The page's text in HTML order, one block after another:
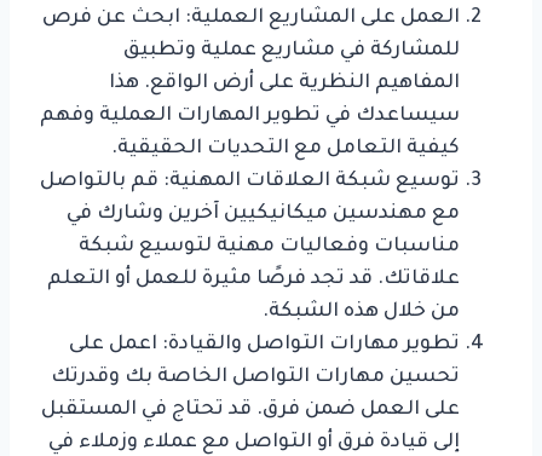
العمل على المشاريع العملية: ابحث عن فرص
للمشاركة في مشاريع عملية وتطبيق
المفاهيم النظرية على أرض الواقع. هذا
سيساعدك في تطوير المهارات العملية وفهم
كيفية التعامل مع التحديات الحقيقية.
توسيع شبكة العلاقات المهنية: قم بالتواصل
مع مهندسين ميكانيكيين آخرين وشارك في
مناسبات وفعاليات مهنية لتوسيع شبكة
علاقاتك. قد تجد فرصًا مثيرة للعمل أو التعلم
من خلال هذه الشبكة.
تطوير مهارات التواصل والقيادة: اعمل على
تحسين مهارات التواصل الخاصة بك وقدرتك
على العمل ضمن فرق. قد تحتاج في المستقبل
إلى قيادة فرق أو التواصل مع عملاء وزملاء في